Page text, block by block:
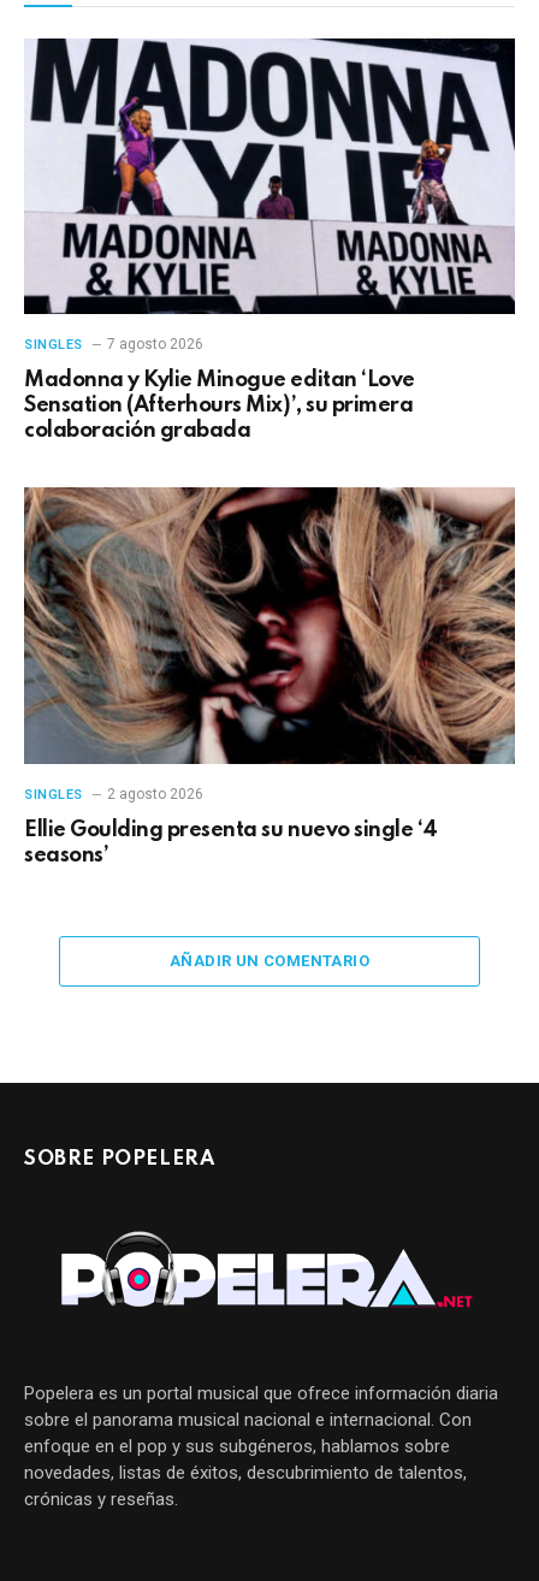
SINGLES 7 agosto 2026
Madonna y Kylie Minogue editan ‘Love
Sensation (Afterhours Mix)’, su primera
colaboración grabada
SINGLES 2 agosto 2026
Ellie Goulding presenta su nuevo single ‘4
seasons’
AÑADIR UN COMENTARIO
SOBRE POPELERA
Popelera es un portal musical que ofrece información diaria
sobre el panorama musical nacional e internacional. Con
enfoque en el pop y sus subgéneros, hablamos sobre
novedades, listas de éxitos, descubrimiento de talentos,
crónicas y reseñas.